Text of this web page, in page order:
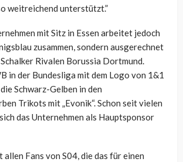
weitreichend unterstützt.”
mit Sitz in Essen arbeitet jedoch
zusammen, sondern ausgerechnet
Rivalen Borussia Dortmund.
in der Bundesliga mit dem Logo von 1&1
Schwarz-Gelben in den
Trikots mit „Evonik“. Schon seit vielen
das Unternehmen als Hauptsponsor
Fans von S04, die das für einen